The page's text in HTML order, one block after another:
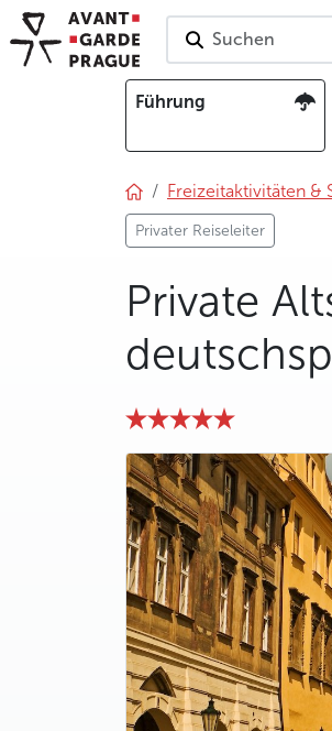
Suchen
Führung
Freizeitaktivitäten &
Privater Reiseleiter
Private
photo 5
photo 6
photo 7
photo 8
photo 9
photo 10